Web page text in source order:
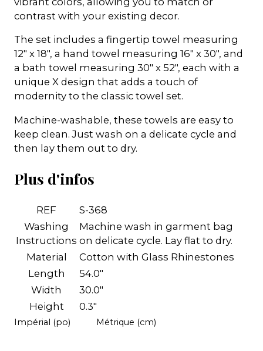
contrast with your existing decor.
The set includes a fingertip towel measuring
12" x 18", a hand towel measuring 16" x 30", and
a bath towel measuring 30" x 52", each with a
unique X design that adds a touch of
modernity to the classic towel set.
Machine-washable, these towels are easy to
keep clean. Just wash on a delicate cycle and
then lay them out to dry.
Plus d'infos
REF
S-368
Washing
Instructions
Machine wash in garment bag
on delicate cycle. Lay flat to dry.
Material
Cotton with Glass Rhinestones
Length
54.0"
Width
30.0"
Height
0.3"
Impérial (po) Métrique (cm)